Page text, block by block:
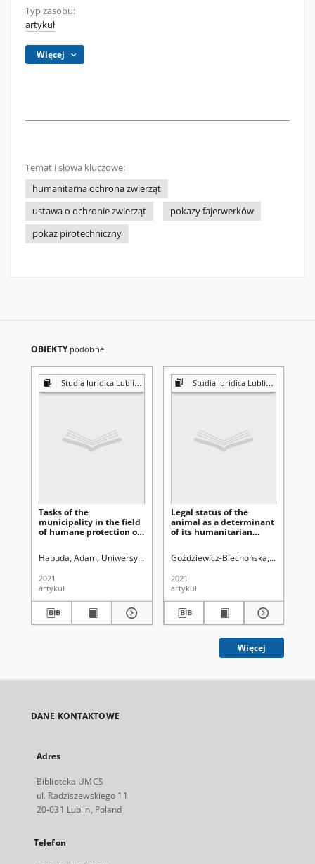
Typ zasobu:
artykuł
Więcej
Temat i słowa kluczowe:
humanitarna ochrona zwierząt
ustawa o ochronie zwierząt
pokazy fajerwerków
pokaz pirotechniczny
OBIEKTY podobne
Studia Iuridica Lublinensia
Tasks of the
municipality in the field
of humane protection of
Habuda, Adam Uniwersytet Marii Curie-Skłodowskiej (Lublin).
2021
artykuł
Studia Iuridica Lublinensia
Legal status of the
animal as a determinant
of its humanitarian
Goździewicz-Biechońska, Justyna
2021
artykuł
Więcej
DANE KONTAKTOWE
Adres
Biblioteka UMCS
ul. Radziszewskiego 11
20-031 Lublin, Poland
Telefon